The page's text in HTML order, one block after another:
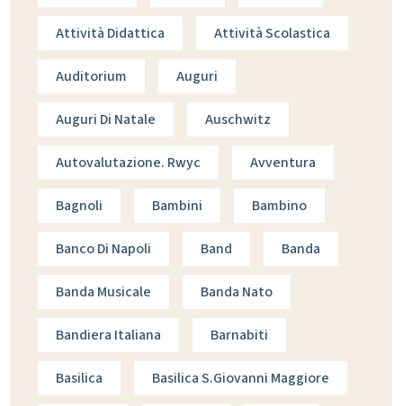
Attività Didattica Attività Scolastica
Auditorium Auguri
Auguri Di Natale Auschwitz
Autovalutazione. Rwyc Avventura
Bagnoli Bambini Bambino
Banco Di Napoli Band Banda
Banda Musicale Banda Nato
Bandiera Italiana Barnabiti
Basilica Basilica S.giovanni Maggiore